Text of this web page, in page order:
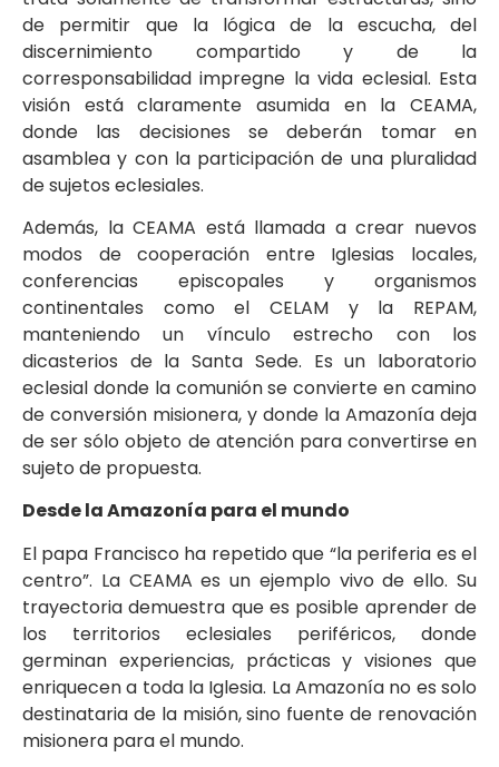
de permitir que la lógica de la escucha, del
discernimiento compartido y de la
corresponsabilidad impregne la vida eclesial. Esta
visión está claramente asumida en la CEAMA,
donde las decisiones se deberán tomar en
asamblea y con la participación de una pluralidad
de sujetos eclesiales.
Además, la CEAMA está llamada a crear nuevos
modos de cooperación entre Iglesias locales,
conferencias episcopales y organismos
continentales como el CELAM y la REPAM,
manteniendo un vínculo estrecho con los
dicasterios de la Santa Sede. Es un laboratorio
eclesial donde la comunión se convierte en camino
de conversión misionera, y donde la Amazonía deja
de ser sólo objeto de atención para convertirse en
sujeto de propuesta.
Desde la Amazonía para el mundo
El papa Francisco ha repetido que “la periferia es el
centro”. La CEAMA es un ejemplo vivo de ello. Su
trayectoria demuestra que es posible aprender de
los territorios eclesiales periféricos, donde
germinan experiencias, prácticas y visiones que
enriquecen a toda la Iglesia. La Amazonía no es solo
destinataria de la misión, sino fuente de renovación
misionera para el mundo.